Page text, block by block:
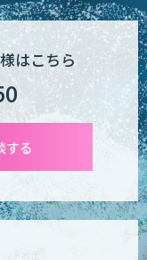
ベーシックプラン
AI構築サービス
はこちら
する